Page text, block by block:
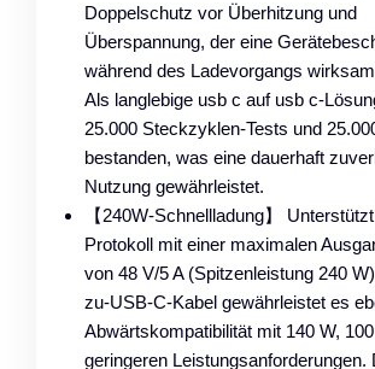
Doppelschutz vor Überhitzung und
Überspannung, der eine
während des Ladevorgangs
Als langlebige usb c auf usb c-
25.000 Steckzyklen-Tests und
bestanden, was eine dauerhaft
Nutzung gewährleistet.
【240W-Schnellladung】
Protokoll mit einer maximalen
von 48 V/5 A (Spitzenleistung 240
zu-USB-C-Kabel gewährleistet es
Abwärtskompatibilität mit 140 W,
geringeren Leistungsanforderungen.